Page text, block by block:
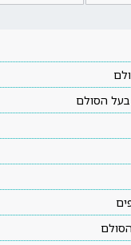
בעל הסולם